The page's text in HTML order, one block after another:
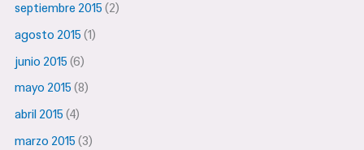
septiembre 2015 (2)
agosto 2015 (1)
junio 2015 (6)
mayo 2015 (8)
abril 2015 (4)
marzo 2015 (3)